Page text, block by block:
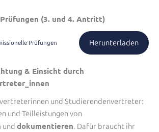
(3. und 4. Antritt)
Prüfungen Herunterladen
& Einsicht durch
und Studierendenvertreter:
und Teilleistungen von
und dokumentieren. Dafür braucht ihr